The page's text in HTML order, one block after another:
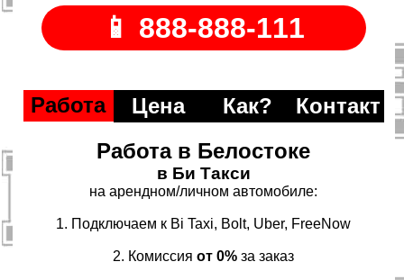
Работа Цена Как?
Контакт
Работа в Белостоке
в Би Такси
на арендном/личном автомобиле:
1. Подключаем к Bi Taxi, Bolt, Uber, FreeNow
2. Комиссияот 0% за заказ